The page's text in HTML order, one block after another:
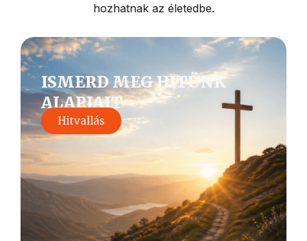
hozhatnak az életedbe.
ISMERD MEG HITÜNK
ALAPJAIT
Hitvallás